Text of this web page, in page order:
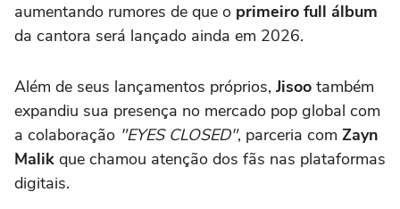
aumentando rumores de que o primeiro full álbum
da cantora será lançado ainda em 2026.
Além de seus lançamentos próprios, Jisoo também
expandiu sua presença no mercado pop global com
a colaboração "EYES CLOSED", parceria com Zayn
Malik que chamou atenção dos fãs nas plataformas
digitais.